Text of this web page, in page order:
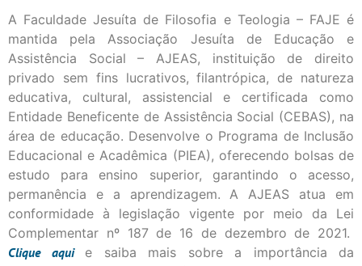
A Faculdade Jesuíta de Filosofia e Teologia – FAJE é
mantida pela Associação Jesuíta de Educação e
Assistência Social – AJEAS, instituição de direito
privado sem fins lucrativos, filantrópica, de natureza
educativa, cultural, assistencial e certificada como
Entidade Beneficente de Assistência Social (CEBAS), na
área de educação. Desenvolve o Programa de Inclusão
Educacional e Acadêmica (PIEA), oferecendo bolsas de
estudo para ensino superior, garantindo o acesso,
permanência e a aprendizagem. A AJEAS atua em
conformidade à legislação vigente por meio da Lei
Complementar nº 187 de 16 de dezembro de 2021.
Cliqueaqui
e saiba mais sobre a importância da